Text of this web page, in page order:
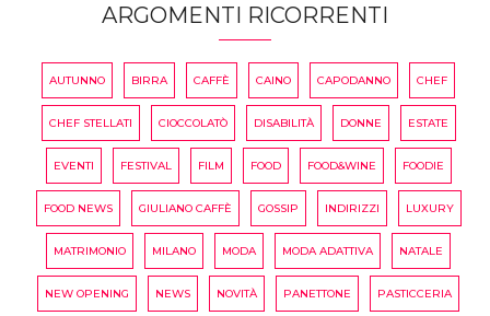
ARGOMENTI RICORRENTI
AUTUNNO BIRRA CAFFÈ CAINO CAPODANNO CHEF
CHEF STELLATI CIOCCOLATÒ DISABILITÀ DONNE ESTATE
EVENTI FESTIVAL FILM FOOD FOOD&WINE FOODIE
FOOD NEWS GIULIANO CAFFÈ GOSSIP INDIRIZZI LUXURY
MATRIMONIO MILANO MODA MODA ADATTIVA NATALE
NEW OPENING NEWS NOVITÀ PANETTONE PASTICCERIA